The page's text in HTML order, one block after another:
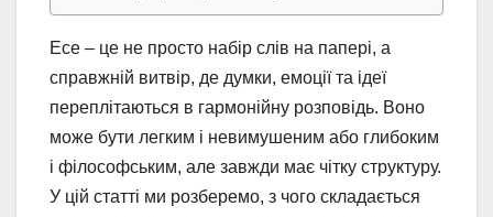
Есе – це не просто набір слів на папері, а
справжній витвір, де думки, емоції та ідеї
переплітаються в гармонійну розповідь. Воно
може бути легким і невимушеним або глибоким
і філософським, але завжди має чітку структуру.
У цій статті ми розберемо, з чого складається